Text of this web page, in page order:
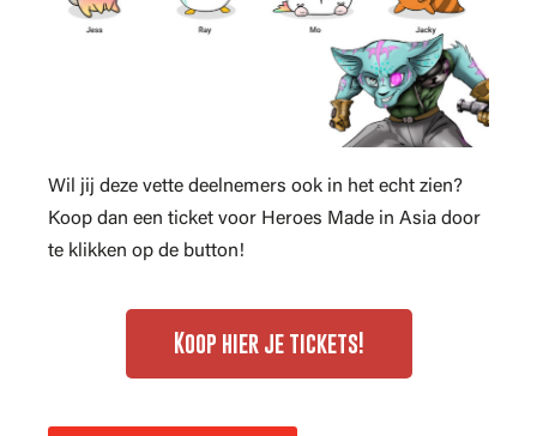
Wil jij deze vette deelnemers ook in het echt zien?
Koop dan een ticket voor Heroes Made in Asia door
te klikken op de button!
Koop hier je tickets!